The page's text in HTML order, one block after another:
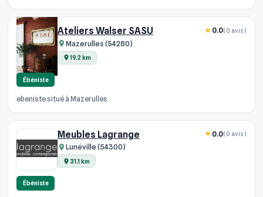
Ateliers Walser SASU
Mazerulles (54280)
19.2 km
0.0(0 avis)
Ébéniste
ebeniste situé à Mazerulles
Meubles Lagrange
Lunéville (54300)
31.1 km
0.0(0 avis)
Ébéniste